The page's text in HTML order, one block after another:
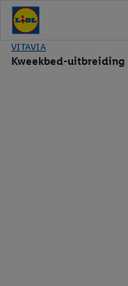
VITAVIA
Kweekbed-uitbreiding